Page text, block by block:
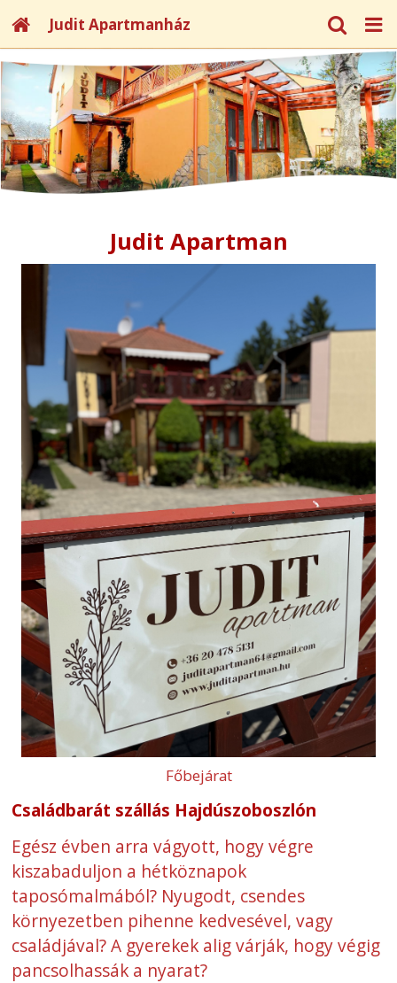
Judit Apartmanház
Judit Apartman
Főbejárat
Családbarát szállás Hajdúszoboszlón
Egész évben arra vágyott, hogy végre
kiszabaduljon a hétköznapok
taposómalmából? Nyugodt, csendes
környezetben pihenne kedvesével, vagy
családjával? A gyerekek alig várják, hogy végig
pancsolhassák a nyarat?